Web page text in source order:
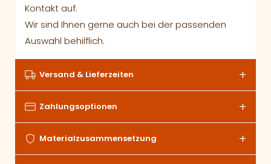
Kontakt auf.
Wir sind Ihnen gerne auch bei der passenden
Auswahl behilflich.
Versand & Lieferzeiten
Zahlungsoptionen
Materialzusammensetzung